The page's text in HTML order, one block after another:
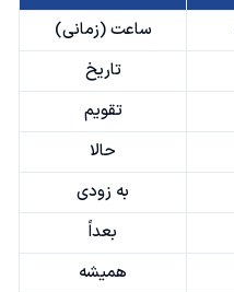
ساعت (زمانی)
تاریخ
تقویم
حالا
به زودی
بعداً
همیشه